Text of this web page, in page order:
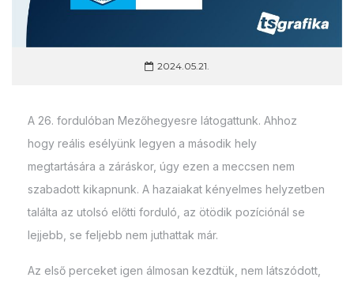
2024.05.21.
A 26. fordulóban Mezőhegyesre látogattunk. Ahhoz
hogy reális esélyünk legyen a második hely
megtartására a záráskor, úgy ezen a meccsen nem
szabadott kikapnunk. A hazaiakat kényelmes helyzetben
találta az utolsó előtti forduló, az ötödik pozíciónál se
lejjebb, se feljebb nem juthattak már.
Az első perceket igen álmosan kezdtük, nem látszódott,